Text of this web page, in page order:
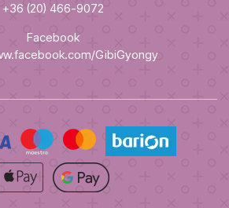
+36 (20) 466-9072
Facebook
GibiGyongy